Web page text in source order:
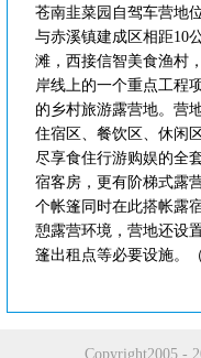
苍南韭菜园自驾车营地
与赤溪镇建成区相距10
滩，西接信智美食渔村
岸线上的一个重点工程
的乡村旅游露营地。营
住宿区、餐饮区、休闲
尽享食住行游购娱的全
宿客房，更有阶梯式露
个帐篷同时在此搭帐露
憩露营环境，营地还设
篷出租点等必要设施。
Copyright2005 -